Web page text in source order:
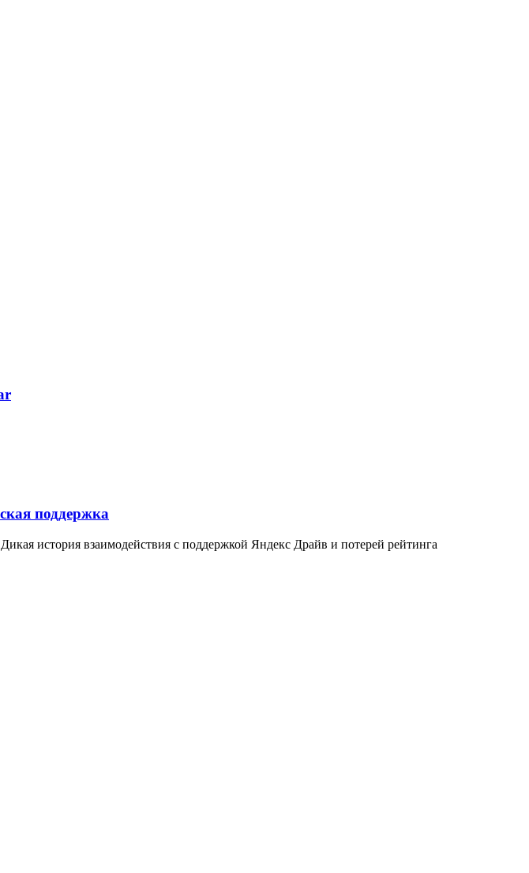
поддержка
история взаимодействия с поддержкой Яндекс Драйв и потерей рейтинга